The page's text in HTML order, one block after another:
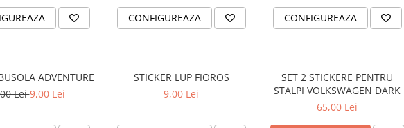
CONFIGUREAZA CONFIGUREAZA
ADVENTURE
Lei9,00 Lei
STICKER LUP FIOROS
9,00 Lei
SET 2 STICKERE PENTRU
STALPI VOLKSWAGEN DARK
65,00 Lei